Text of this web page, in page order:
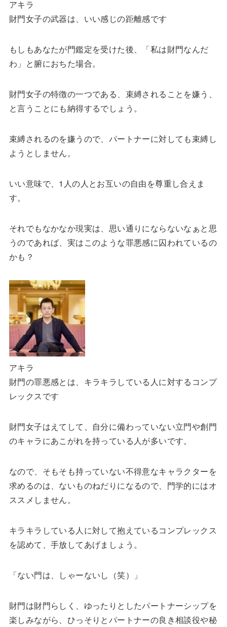
アキラ
財門女子の武器は、いい感じの距離感です
もしもあなたが門鑑定を受けた後、「私は財門なんだ
わ」と腑におちた場合。
財門女子の特徴の一つである、束縛されることを嫌う、
と言うことにも納得するでしょう。
束縛されるのを嫌うので、パートナーに対しても束縛し
ようとしません。
いい意味で、1人の人とお互いの自由を尊重し合えま
す。
それでもなかなか現実は、思い通りにならないなぁと思
うのであれば、実はこのような罪悪感に囚われているの
かも？
アキラ
財門の罪悪感とは、キラキラしている人に対するコンプ
レックスです
財門女子はえてして、自分に備わっていない立門や創門
のキャラにあこがれを持っている人が多いです。
なので、そもそも持っていない不得意なキャラクターを
求めるのは、ないものねだりになるので、門学的にはオ
ススメしません。
キラキラしている人に対して抱えているコンプレックス
を認めて、手放してあげましょう。
「ない門は、しゃーないし（笑）」
財門は財門らしく、ゆったりとしたパートナーシップを
楽しみながら、ひっそりとパートナーの良き相談役や秘